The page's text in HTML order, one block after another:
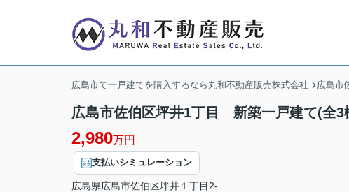
広島市で一戸建てを購入するなら丸和不動産販売株式会社 広島市
広島市佐伯区坪井1丁目 新築一戸建て(全3
2,980万円
支払いシミュレーション
広島県広島市佐伯区坪井 １丁目2-